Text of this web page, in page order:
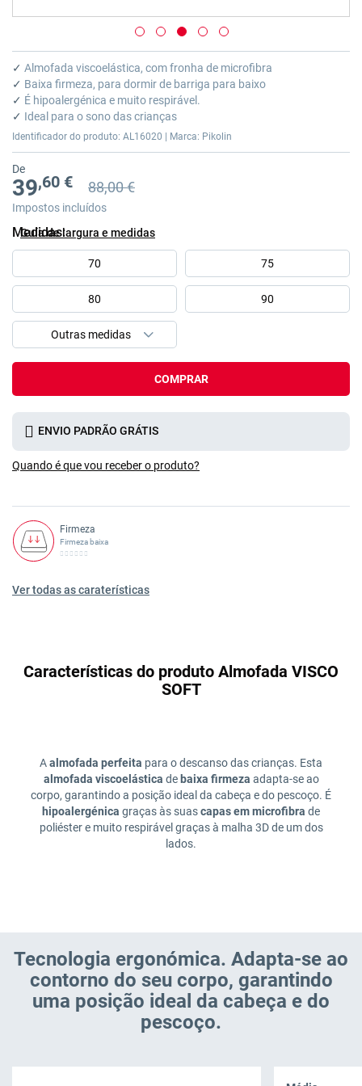
Saltar
para
o
início
da
Galeria
imagens
✓ Almofada viscoelástica, com fronha de microfibra
✓ Baixa firmeza, para dormir de barriga para baixo
✓ É hipoalergénica e muito respirável.
✓ Ideal para o sono das crianças
Identificador do produto: AL16020 | Marca: Pikolin
De
39,60 € Preço anterior
Preço anterior 88,00 €
88,00 €
Impostos incluídos
Guía de largura e medidas
Medidas
70 75
80 90
COMPRAR
ENVIO PADRÃO GRÁTIS
Quando é que vou receber o produto?
Firmeza
Firmeza baixa
Ver todas as caraterísticas
Características do produto Almofada VISCO
SOFT
Aalmofada perfeita para o descanso das crianças. Esta
almofada viscoelástica debaixa firmeza adapta-se ao
corpo, garantindo a posição ideal da cabeça e do pescoço. É
hipoalergénica graças às suascapas em microfibra de
poliéster e muito respirável graças à malha 3D de um dos
lados.
Tecnologia ergonómica. Adapta-se ao
contorno do seu corpo, garantindo
uma posição ideal da cabeça e do
pescoço.